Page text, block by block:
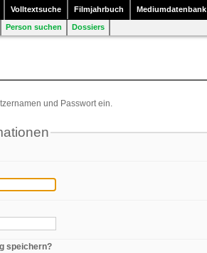
Volltextsuche Filmjahrbuch Mediumdatenbank
Person suchen Dossiers
und Passwort ein.
speichern?